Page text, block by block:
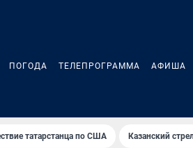
ПОГОДА ТЕЛЕПРОГРАММА АФИША
татарстанца по США Казанский